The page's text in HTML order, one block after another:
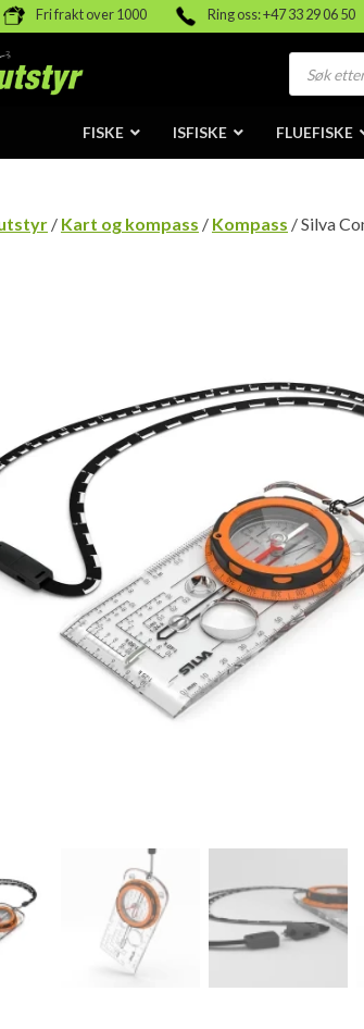
Fri frakt over 1000 Ring oss: +47 33 29 06 50
Products
search
FISKE ISFISKE FLUEFISKE
/ Kart og kompass / Kompass / Silva